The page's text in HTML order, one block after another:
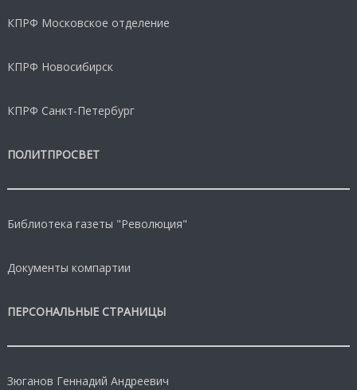
КПРФ Московское отделение
КПРФ Новосибирск
КПРФ Санкт-Петербург
ПОЛИТПРОСВЕТ
Библиотека газеты "Революция"
Документы компартии
ПЕРСОНАЛЬНЫЕ СТРАНИЦЫ
Зюганов Геннадий Андреевич